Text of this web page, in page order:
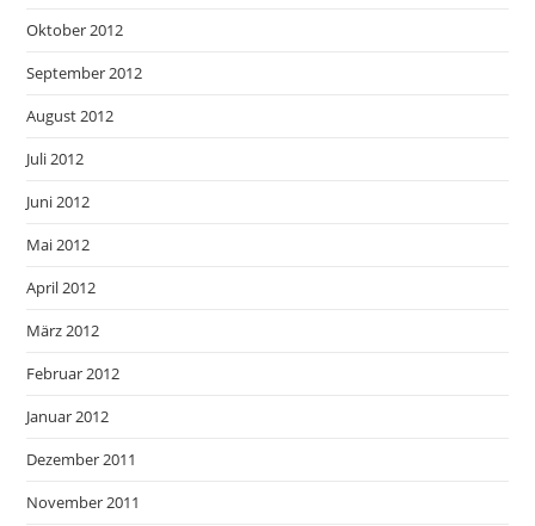
Oktober 2012
September 2012
August 2012
Juli 2012
Juni 2012
Mai 2012
April 2012
März 2012
Februar 2012
Januar 2012
Dezember 2011
November 2011